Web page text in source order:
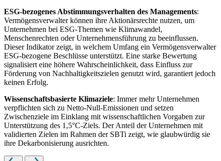
ESG-bezogenes Abstimmungsverhalten des Managements:
Vermögensverwalter können ihre Aktionärsrechte nutzen, um
Unternehmen bei ESG-Themen wie Klimawandel,
Menschenrechten oder Unternehmensführung zu beeinflussen.
Dieser Indikator zeigt, in welchem Umfang ein Vermögensverwalter
ESG-bezogene Beschlüsse unterstützt. Eine starke Bewertung
signalisiert eine höhere Wahrscheinlichkeit, dass Einfluss zur
Förderung von Nachhaltigkeitszielen genutzt wird, garantiert jedoch
keinen Erfolg.
Wissenschaftsbasierte Klimaziele: Immer mehr Unternehmen
verpflichten sich zu Netto-Null-Emissionen und setzen
Zwischenziele im Einklang mit wissenschaftlichen Vorgaben zur
Unterstützung des 1,5°C-Ziels. Der Anteil der Unternehmen mit
validierten Zielen im Rahmen der SBTi zeigt, wie glaubwürdig sie
ihre Dekarbonisierung ausrichten.